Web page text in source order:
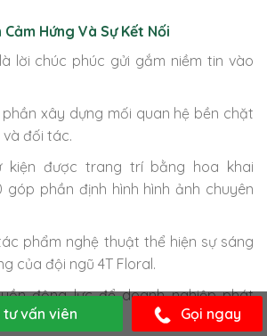
tư vấn viên Gọi ngay
Hứng Và Sự Kết Nối
lời chúc phúc gửi gắm niềm tin vào
xây dựng mối quan hệ bền chặt
đối tác.
kiện được trang trí bằng hoa khai
góp phần định hình hình ảnh chuyên
phẩm nghệ thuật thể hiện sự sáng
của đội ngũ 4T Floral.
động lực để doanh nghiệp phát
cơ hội hợp tác.